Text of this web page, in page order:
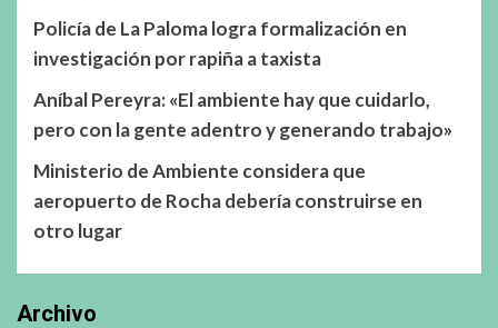
Policía de La Paloma logra formalización en
investigación por rapiña a taxista
Aníbal Pereyra: «El ambiente hay que cuidarlo,
pero con la gente adentro y generando trabajo»
Ministerio de Ambiente considera que
aeropuerto de Rocha debería construirse en
otro lugar
Archivo